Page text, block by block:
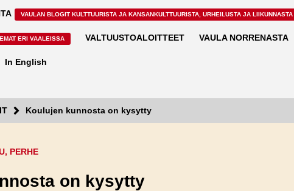
VAULAN BLOGIT KULTTUURISTA JA KANSANKULTTUURISTA, URHEILUSTA JA LIIKUNNASTA
ERI VAALEISSA VALTUUSTOALOITTEET VAULA NORRENASTA
In English
Koulujen kunnosta on kysytty
PERHE
on kysytty